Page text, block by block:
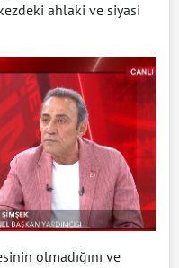
ahlaki ve siyasi
olmadığını ve